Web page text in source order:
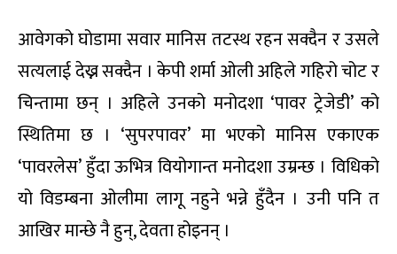
आवेगको घोडामा सवार मानिस तटस्थ रहन सक्दैन र उसले
सत्यलाई देख्न सक्दैन । केपी शर्मा ओली अहिले गहिरो चोट र
चिन्तामा छन् । अहिले उनको मनोदशा ‘पावर ट्रेजेडी’ को
स्थितिमा छ । ‘सुपरपावर’ मा भएको मानिस एकाएक
‘पावरलेस’ हुँदा ऊभित्र वियोगान्त मनोदशा उम्रन्छ । विधिको
यो विडम्बना ओलीमा लागू नहुने भन्ने हुँदैन । उनी पनि त
आखिर मान्छे नै हुन्, देवता होइनन् ।